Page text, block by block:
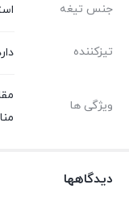
جنس تیغه
تیزکننده
ویژگی ها
دیدگاهها